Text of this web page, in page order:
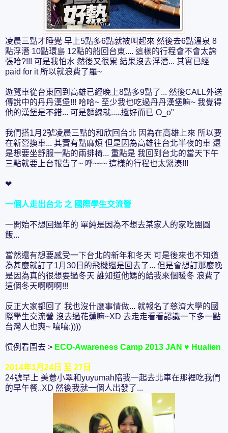
凌晨三點才睡覺 早上5點多6點就被叫起來 然後去6點溫泉 8
點浮潛 10點環島 12點的船回台東.... 這樣的行程會不會太誇
張哈?!!! 可是我怕水 然後又很累 結果沒去浮潛... 其實已經
paid for it 所以就浪費了羅~
遊覽車從台東回到高雄已經晚上8點多9點了... 然後CALL外送
傳說中的丹丹漢堡!!! 哈哈~ 至少我也吃過丹丹漢堡嘛~ 我覺得
他的漢堡是不錯... 可是麵線就.....還好而已 O_o"
我們搭1月2號凌晨三點的和欣回台北 因為在高雄上來 所以要
在新營換車... 其實有點麻煩 但是因為高雄往台北半夜的車 還
是想要坐舒服一點的兩排椅... 重點是 我回到台北的當天下午
三點就要上台報告了~ 呼~~~ 這樣的行程也太緊湊!!!
❤
一個人走出台北 之 國際學生交流營
一開始不想回過年的 單純是因為不想去某家人的家吃團圓
飯...
當然還有想要感受一下台北的新年和冬天 可是後來也不知道
為甚麼就訂了1月30日的飛機還是回去了... 但是會想訂那麼晚
是因為真的很想要過冬天 誰知道他媽的給我來個暖冬 浪費了
這個冬天啊啊啊!!!
反正大家都回了 我也沒什麼事情做... 就報名了慈濟大學的國
際學生交流營 沒去過花蓮嘛~XD 去走走看看認識一下多一點
台灣人也爽~ 嘻嘻:))))
慣例看圖去 > ECO-Awareness Camp 2013 JAN ♥ Hualien
2014年1月24日 至 27日
24號早上 美薏小翠和yuyumah陪我一起去北車在那裡吃我們
的早午餐..XD 然後我就一個人出發了...